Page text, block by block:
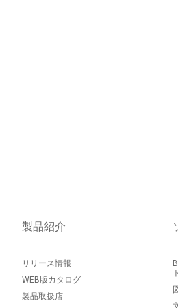
製品紹介
リリース情報
WEB版カタログ
製品取扱店